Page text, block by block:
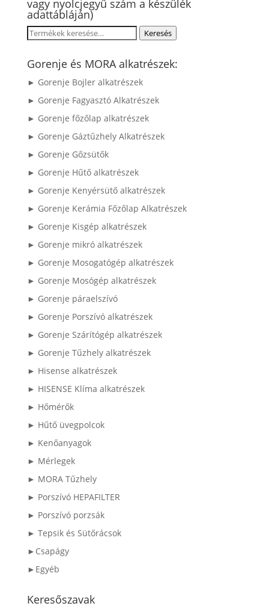
vagy nyolcjegyű szám a készülék
adattábláján)
Keresés
következőre:
Keresés
Gorenje és MORA alkatrészek:
► Gorenje Bojler alkatrészek
► Gorenje Fagyasztó Alkatrészek
► Gorenje főzőlap alkatrészek
► Gorenje Gáztűzhely Alkatrészek
► Gorenje Gőzsütők
► Gorenje Hűtő alkatrészek
► Gorenje Kenyérsütő alkatrészek
► Gorenje Kerámia Főzőlap Alkatrészek
► Gorenje Kisgép alkatrészek
► Gorenje mikró alkatrészek
► Gorenje Mosogatógép alkatrészek
► Gorenje Mosógép alkatrészek
► Gorenje páraelszívó
► Gorenje Porszívó alkatrészek
► Gorenje Szárítógép alkatrészek
► Gorenje Tűzhely alkatrészek
► Hisense alkatrészek
► HISENSE Klíma alkatrészek
► Hőmérők
► Hűtő üvegpolcok
► Kenőanyagok
► Mérlegek
► MORA Tűzhely
► Porszívó HEPAFILTER
► Porszívó porzsák
► Tepsik és Sütőrácsok
►Csapágy
►Egyéb
Keresőszavak